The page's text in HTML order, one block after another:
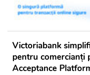
Victoriabank
pentru comercianți
Acceptance